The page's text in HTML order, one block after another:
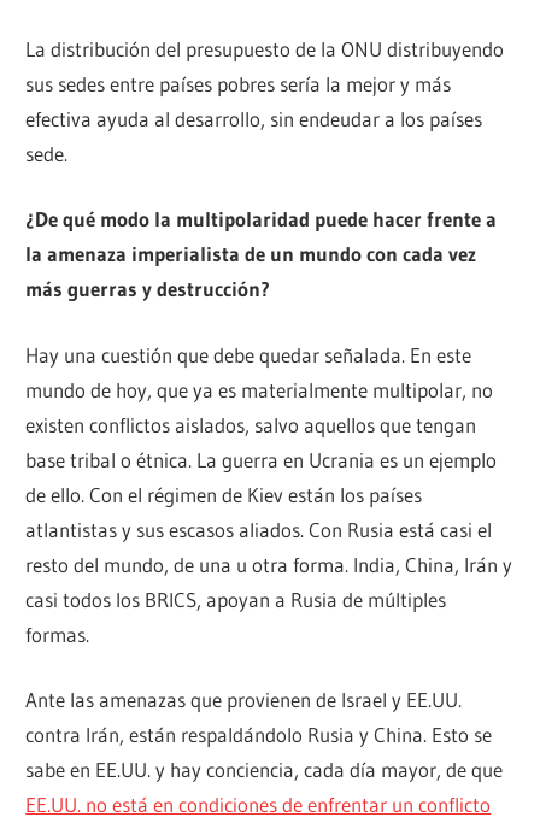
La distribución del presupuesto de la ONU distribuyendo
sus sedes entre países pobres sería la mejor y más
efectiva ayuda al desarrollo, sin endeudar a los países
sede.
¿De qué modo la multipolaridad puede hacer frente a
la amenaza imperialista de un mundo con cada vez
más guerras y destrucción?
Hay una cuestión que debe quedar señalada. En este
mundo de hoy, que ya es materialmente multipolar, no
existen conflictos aislados, salvo aquellos que tengan
base tribal o étnica. La guerra en Ucrania es un ejemplo
de ello. Con el régimen de Kiev están los países
atlantistas y sus escasos aliados. Con Rusia está casi el
resto del mundo, de una u otra forma. India, China, Irán y
casi todos los BRICS, apoyan a Rusia de múltiples
formas.
Ante las amenazas que provienen de Israel y EE.UU.
contra Irán, están respaldándolo Rusia y China. Esto se
sabe en EE.UU. y hay conciencia, cada día mayor, de que
EE.UU. no está en condiciones de enfrentar un conflicto